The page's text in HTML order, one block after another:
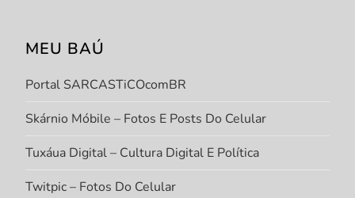
MEU BAÚ
Portal SARCASTiCOcomBR
Skárnio Móbile – Fotos E Posts Do Celular
Tuxáua Digital – Cultura Digital E Política
Twitpic – Fotos Do Celular